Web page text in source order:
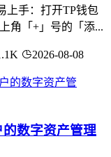
上手：打开TP钱包
角「+」号的「添...
2026-08-08
数字资产管理